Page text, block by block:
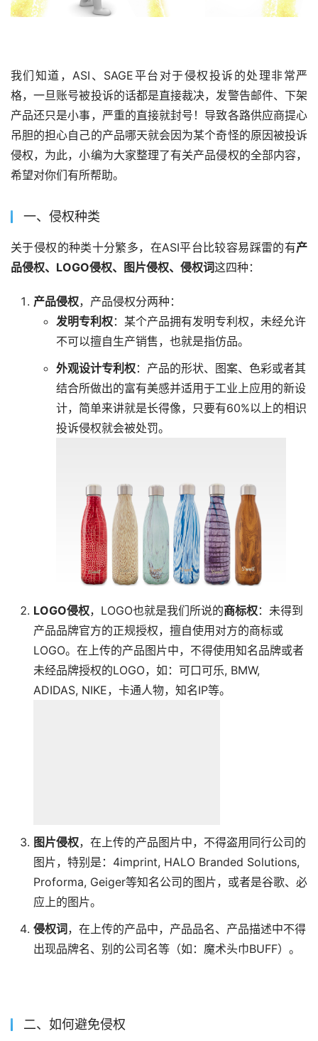
我们知道，ASI、SAGE平台对于侵权投诉的处理非常严
格，一旦账号被投诉的话都是直接裁决，发警告邮件、下架
产品还只是小事，严重的直接就封号！导致各路供应商提心
吊胆的担心自己的产品哪天就会因为某个奇怪的原因被投诉
侵权，为此，小编为大家整理了有关产品侵权的全部内容，
希望对你们有所帮助。
一、侵权种类
关于侵权的种类十分繁多，在ASI平台比较容易踩雷的有产
品侵权、LOGO侵权、图片侵权、侵权词这四种：
产品侵权，产品侵权分两种：
发明专利权：某个产品拥有发明专利权，未经允许
不可以擅自生产销售，也就是指仿品。
外观设计专利权：产品的形状、图案、色彩或者其
结合所做出的富有美感并适用于工业上应用的新设
计，简单来讲就是长得像，只要有60%以上的相识
投诉侵权就会被处罚。
LOGO侵权，LOGO也就是我们所说的商标权：未得到
产品品牌官方的正规授权，擅自使用对方的商标或
LOGO。在上传的产品图片中，不得使用知名品牌或者
未经品牌授权的LOGO，如：可口可乐, BMW,
ADIDAS, NIKE，卡通人物，知名IP等。
图片侵权，在上传的产品图片中，不得盗用同行公司的
图片，特别是：4imprint, HALO Branded Solutions,
Proforma, Geiger等知名公司的图片，或者是谷歌、必
应上的图片。
侵权词，在上传的产品中，产品品名、产品描述中不得
出现品牌名、别的公司名等（如：魔术头巾BUFF）。
二、如何避免侵权